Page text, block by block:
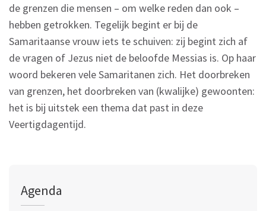
de grenzen die mensen – om welke reden dan ook –
hebben getrokken. Tegelijk begint er bij de
Samaritaanse vrouw iets te schuiven: zij begint zich af
de vragen of Jezus niet de beloofde Messias is. Op haar
woord bekeren vele Samaritanen zich. Het doorbreken
van grenzen, het doorbreken van (kwalijke) gewoonten:
het is bij uitstek een thema dat past in deze
Veertigdagentijd.
Agenda